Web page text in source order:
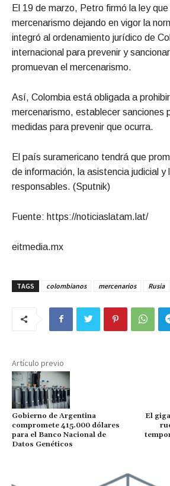
El 19 de marzo, Petro firmó la ley que
mercenarismo dejando en vigor la
integró al ordenamiento jurídico de
internacional para prevenir y
promuevan el mercenarismo.
Así, Colombia está obligada a
mercenarismo, establecer sanciones
medidas para prevenir que ocurra.
El país suramericano tendrá que
de información, la asistencia judicial y
responsables. (Sputnik)
Fuente: https://noticiaslatam.lat/
eitmedia.mx
TAGS colombianos mercenarios Rusia
Artículo previo
Gobierno de Argentina
compromete 415.000 dólares
para el Banco Nacional de
Datos Genéticos
El